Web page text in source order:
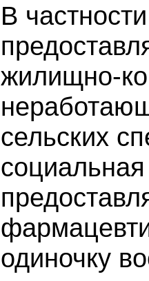
В
жилищно-
сельских
одиночку